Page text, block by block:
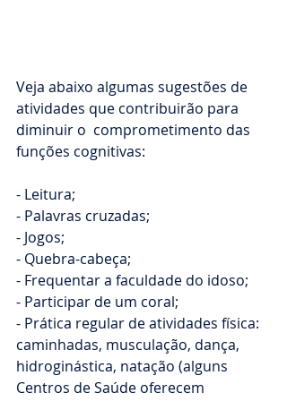
Veja abaixo algumas sugestões de
atividades que contribuirão para
diminuir o  comprometimento das
funções cognitivas:
- Leitura;
- Palavras cruzadas;
- Jogos;
- Quebra-cabeça;
- Frequentar a faculdade do idoso;
- Participar de um coral;
- Prática regular de atividades física:
caminhadas, musculação, dança,
hidroginástica, natação (alguns
Centros de Saúde oferecem